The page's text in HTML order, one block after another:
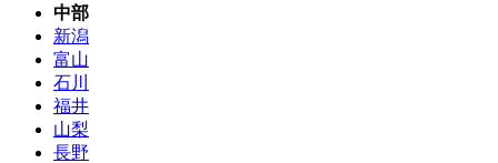
中部
新潟
富山
石川
福井
山梨
長野